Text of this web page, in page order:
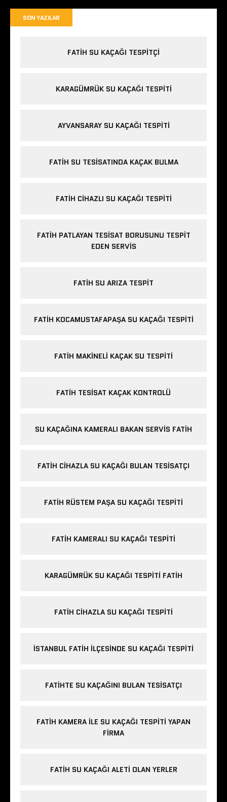
SON YAZILAR
FATIH SU KAÇAĞI TESPITÇI
KARAGÜMRÜK SU KAÇAĞI TESPITI
AYVANSARAY SU KAÇAĞI TESPITI
FATIH SU TESISATINDA KAÇAK BULMA
FATIH CIHAZLI SU KAÇAĞI TESPITI
FATIH PATLAYAN TESISAT BORUSUNU TESPIT
EDEN SERVIS
FATIH SU ARIZA TESPIT
FATIH KOCAMUSTAFAPAŞA SU KAÇAĞI TESPITI
FATIH MAKINELI KAÇAK SU TESPITI
FATIH TESISAT KAÇAK KONTROLÜ
SU KAÇAĞINA KAMERALI BAKAN SERVIS FATIH
FATIH CIHAZLA SU KAÇAĞI BULAN TESISATÇI
FATIH RÜSTEM PAŞA SU KAÇAĞI TESPITI
FATIH KAMERALI SU KAÇAĞI TESPITI
KARAGÜMRÜK SU KAÇAĞI TESPITI FATIH
FATIH CIHAZLA SU KAÇAĞI TESPITI
İSTANBUL FATIH ILÇESINDE SU KAÇAĞI TESPITI
FATIHTE SU KAÇAĞINI BULAN TESISATÇI
FATIH KAMERA ILE SU KAÇAĞI TESPITI YAPAN
FIRMA
FATIH SU KAÇAĞI ALETI OLAN YERLER